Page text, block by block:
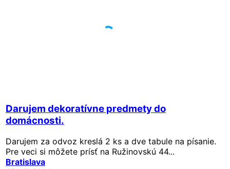
Darujem dekoratívne predmety do
domácnosti.
Darujem za odvoz kreslá 2 ks a dve tabule na písanie.
Pre veci si môžete prísť na Ružinovskú 44...
Bratislava